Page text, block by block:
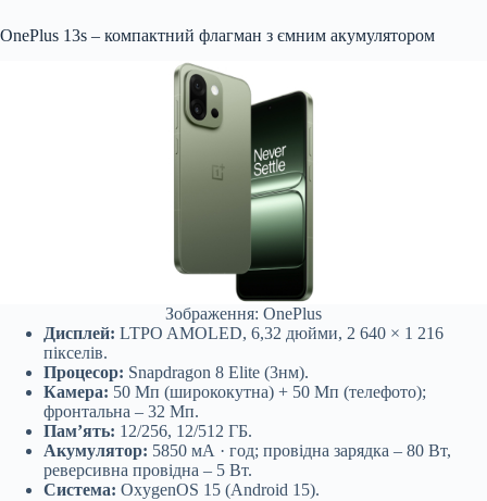
OnePlus 13s – компактний флагман з ємним акумулятором
Зображення: OnePlus
Дисплей: LTPO AMOLED, 6,32 дюйми, 2 640 × 1 216
пікселів.
Процесор: Snapdragon 8 Elite (3нм).
Камера: 50 Мп (ширококутна) + 50 Мп (телефото);
фронтальна – 32 Мп.
Пам’ять: 12/256, 12/512 ГБ.
Акумулятор: 5850 мА · год; провідна зарядка – 80 Вт,
реверсивна провідна – 5 Вт.
Система: OxygenOS 15 (Android 15).